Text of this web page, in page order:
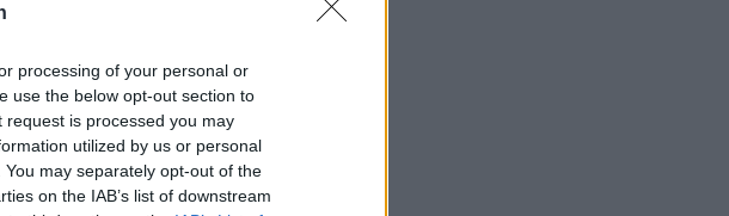
processing of your personal or
use the below opt-out section to
is processed you may
utilized by us or personal
may separately opt-out of the
on the IAB’s list of downstream